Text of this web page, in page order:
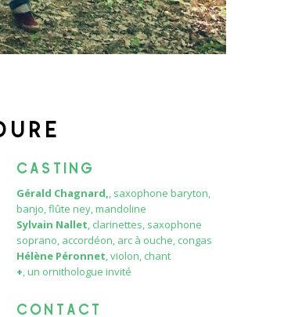
CASTING
Gérald Chagnard,, saxophone baryton,
banjo, flûte ney, mandoline
Sylvain Nallet, clarinettes, saxophone
soprano, accordéon, arc à ouche, congas
Hélène Péronnet, violon, chant
+, un ornithologue invité
CONTACT